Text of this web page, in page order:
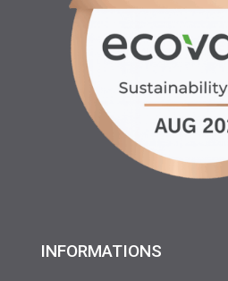
INFORMATIONS
♦ Partenariats